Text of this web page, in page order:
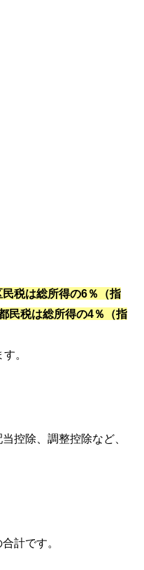
税は総所得の6％（指
民税は総所得の4％（指
。
控除、調整控除など、
計です。